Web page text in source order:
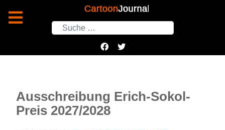
Suchen
Ausschreibung Erich-Sokol-
Preis 2027/2028